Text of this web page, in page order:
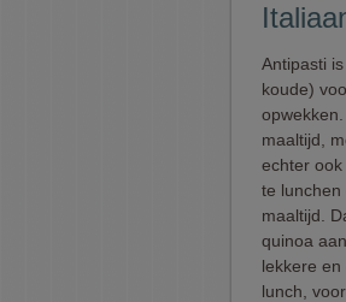
Antipasti
koude)
maaltijd,
echter
te lunchen
maaltijd.
quinoa
lekkere
lunch,